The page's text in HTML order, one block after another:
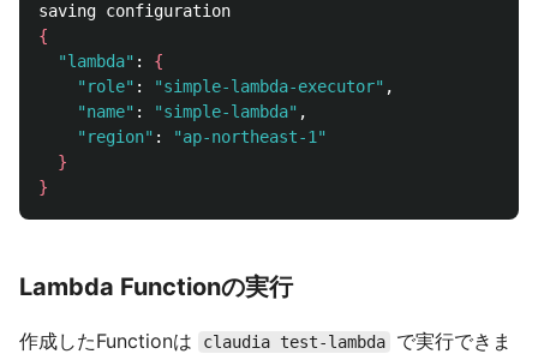
{
"lambda" : {
"role" : "simple-lambda-executor" ,
"name" : "simple-lambda" ,
"region" :
"ap-northeast-1"
}
}
Lambda Functionの実行
作成したFunctionは claudia test-lambda
で実行できま